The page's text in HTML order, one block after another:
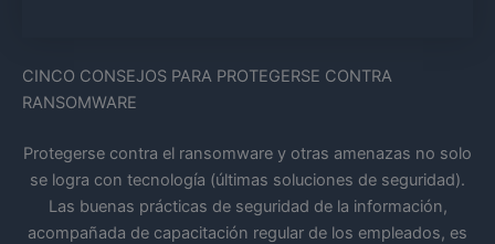
CINCO CONSEJOS PARA PROTEGERSE CONTRA
RANSOMWARE
Protegerse contra el ransomware y otras amenazas no solo
se logra con tecnología (últimas soluciones de seguridad).
Las buenas prácticas de seguridad de la información,
acompañada de capacitación regular de los empleados, es